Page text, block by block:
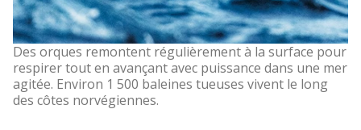
Des orques remontent régulièrement à la surface pour
respirer tout en avançant avec puissance dans une mer
agitée. Environ 1 500 baleines tueuses vivent le long
des côtes norvégiennes.